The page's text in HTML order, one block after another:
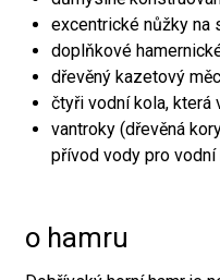
excentrické nůžky na
doplňkové
dřevěný kazetový
čtyři vodní kola, která
vantroky (dřevěná
přívod vody pro vodní
o hamru